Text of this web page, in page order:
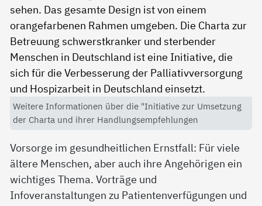
Weitere Informationen über die "Initiative zur Umsetzung
der Charta und ihrer Handlungsempfehlungen
Vorsorge im gesundheitlichen Ernstfall: Für viele
ältere Menschen, aber auch ihre Angehörigen ein
wichtiges Thema. Vorträge und
Infoveranstaltungen zu Patientenverfügungen und